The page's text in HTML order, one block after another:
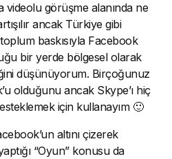
videolu görüşme alanında ne
ancak Türkiye gibi
baskısıyla Facebook
bir yerde bölgesel olarak
düşünüyorum. Birçoğunuz
olduğunu ancak Skype’ı hiç
için kullanayım 🙂
altını çizerek
“Oyun” konusu da